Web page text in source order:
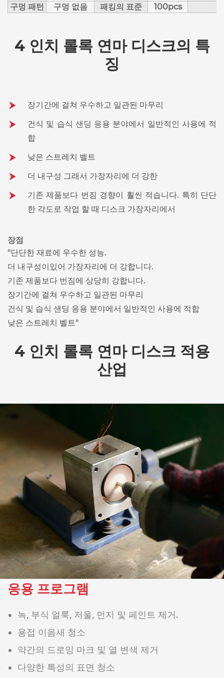
구멍 패턴 구멍 없음 패킹의 표준 100pcs
4 인치 롤록 연마 디스크의 특
징
장기간에 걸쳐 우수하고 일관된 마무리
건식 및 습식 샌딩 응용 분야에서 일반적인 사용에 적
합
낮은 스트레치 벨트
더 내구성 그래서 가장자리에 더 강한
기존 제품보다 번짐 경향이 훨씬 적습니다. 특히 단단
한 각도로 작업 할 때 디스크 가장자리에서
장점
"단단한 재료에 우수한 성능.
더 내구성이있어 가장자리에 더 강합니다.
기존 제품보다 번짐에 상당히 강합니다.
장기간에 걸쳐 우수하고 일관된 마무리
건식 및 습식 샌딩 응용 분야에서 일반적인 사용에 적합
낮은 스트레치 벨트"
4 인치 롤록 연마 디스크 적용
산업
응용 프로그램
녹, 부식 얼룩, 저울, 먼지 및 페인트 제거.
용접 이음새 청소
약간의 드로잉 마크 및 열 변색 제거
다양한 특성의 표면 청소